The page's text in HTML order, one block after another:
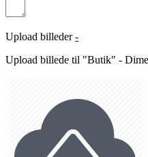
Upload billeder -
Upload billede til "Butik" -